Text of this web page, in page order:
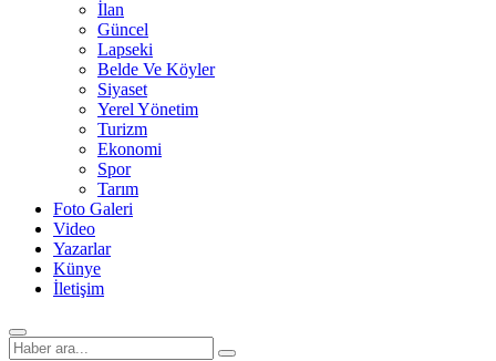
İlan
Güncel
Lapseki
Belde Ve Köyler
Siyaset
Yerel Yönetim
Turizm
Ekonomi
Spor
Tarım
Foto Galeri
Video
Yazarlar
Künye
İletişim